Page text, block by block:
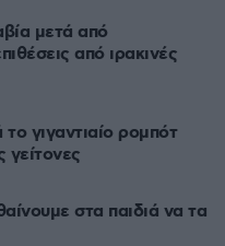
μετά από
από ιρακινές
γιγαντιαίο ρομπότ
γείτονες
στα παιδιά να τα